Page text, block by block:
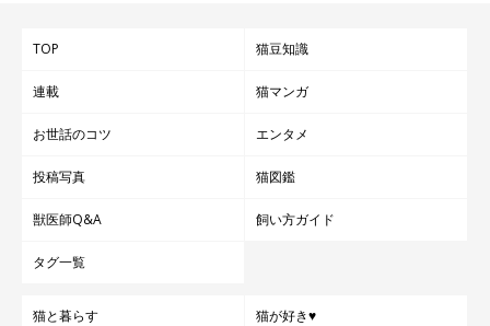
TOP 猫豆知識
連載 猫マンガ
お世話のコツ エンタメ
投稿写真 猫図鑑
獣医師Q&A 飼い方ガイド
タグ一覧
猫と暮らす 猫が好き♥